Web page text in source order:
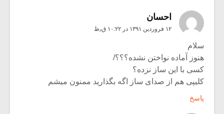
احسان
۱۲ فروردین ۱۳۹۱ در ۱۰:۲۲ ق٫ظ
سلام
هنوز آماده نواختن نشده؟؟؟/
کسی با این ساز نزده؟
کلیپی هم از صدای ساز اگه بگذارید ممنون میشم
پاسخ